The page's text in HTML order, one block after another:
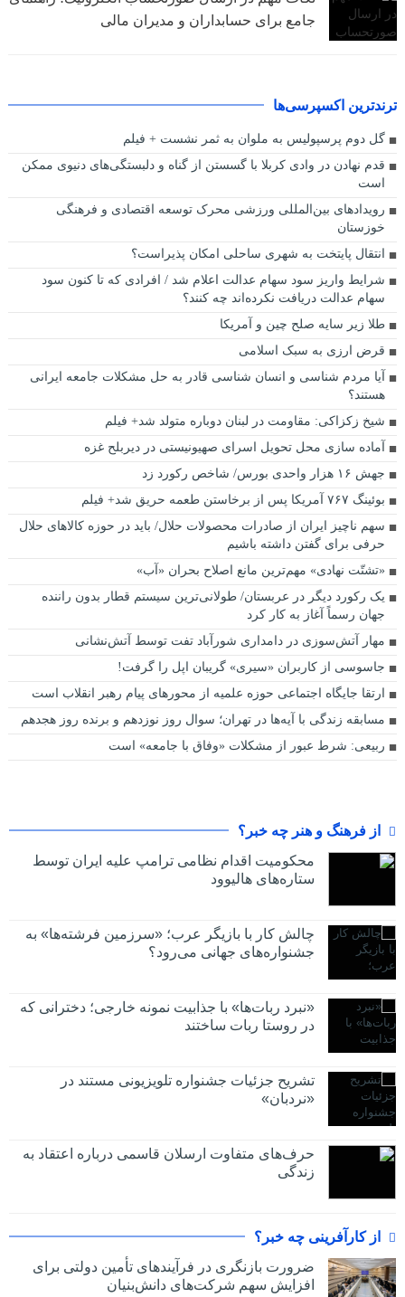
جامع برای حسابداران و مدیران مالی
ترندترین اکسپرسی‌ها
گل دوم پرسپولیس به ملوان به ثمر نشست + فیلم
قدم نهادن در وادی کربلا با گسستن از گناه و دلبستگی‌های دنیوی ممکن
است
رویدادهای بین‌المللی ورزشی محرک توسعه اقتصادی و فرهنگی
خوزستان
انتقال پایتخت به شهری ساحلی امکان پذیراست؟
شرایط واریز سود سهام عدالت اعلام شد / افرادی که تا کنون سود
سهام عدالت دریافت نکرده‌اند چه کنند؟
طلا زیر سایه صلح چین و آمریکا
قرض ارزی به سبک اسلامی
آیا مردم شناسی و انسان شناسی قادر به حل مشکلات جامعه ایرانی
هستند؟
شیخ زکزاکی: مقاومت در لبنان دوباره متولد شد+ فیلم
آماده سازی محل تحویل اسرای صهیونیستی در دیربلح غزه
جهش ۱۶ هزار واحدی بورس/ شاخص رکورد زد
بوئینگ ۷۶۷ آمریکا پس از برخاستن طعمه حریق شد+ فیلم
سهم ناچیز ایران از صادرات محصولات حلال/ باید در حوزه کالا‌های حلال
حرفی برای گفتن داشته باشیم
«تشتّت نهادی» مهم‌ترین مانع اصلاح بحران «آب»
یک رکورد دیگر در عربستان/ طولانی‌ترین سیستم قطار بدون راننده
جهان رسماً آغاز به کار کرد
مهار آتش‌سوزی در دامداری شورآباد تفت توسط آتش‌نشانی
جاسوسی از کاربران «سیری» گریبان اپل را گرفت!
ارتقا جایگاه اجتماعی حوزه علمیه از محورهای پیام رهبر انقلاب است
مسابقه زندگی با آیه‌ها در تهران؛ سوال روز نوزدهم و برنده روز هجدهم
ربیعی: شرط عبور از مشکلات «وفاق با جامعه» است
از فرهنگ و هنر چه خبر؟
محکومیت اقدام نظامی ترامپ علیه ایران توسط
ستاره‌های هالیوود
چالش کار با بازیگر عرب؛ «سرزمین فرشته‌ها» به
جشنواره‌های جهانی می‌رود؟
«نبرد ربات‌ها» با جذابیت نمونه خارجی؛ دخترانی که
در روستا ربات ساختند
تشریح جزئیات جشنواره‌ تلویزیونی مستند در
«نردبان»
حرف‌های متفاوت ارسلان قاسمی درباره اعتقاد به
زندگی
از کارآفرینی چه خبر؟
ضرورت بازنگری در فرآیندهای تأمین دولتی برای
افزایش سهم شرکت‌های دانش‌بنیان